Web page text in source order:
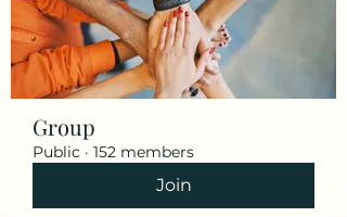
Group
Public · 152 members
Join